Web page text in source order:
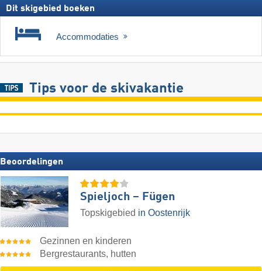
Dit skigebied boeken
Accommodaties
Tips voor de skivakantie
Beoordelingen
Spieljoch – Fügen
Topskigebied in Oostenrijk
Gezinnen en kinderen
Bergrestaurants, hutten